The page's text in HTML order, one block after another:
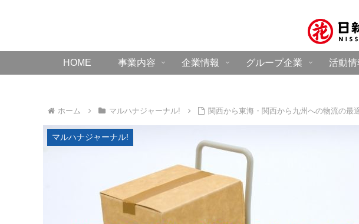
HOME 事業内容 企業情報 グループ企業 活動情
ホーム マルハナジャーナル! 関西から東海・関西から九州への物流の最
マルハナジャーナル!